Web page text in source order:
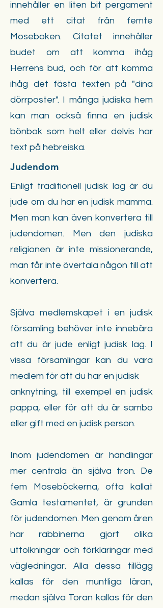
innehåller en liten bit pergament
med ett citat från femte
Moseboken. Citatet innehåller
budet om att komma ihåg
Herrens bud, och för att komma
ihåg det fästa texten på "dina
dörrposter". I många judiska hem
kan man också finna en judisk
bönbok som helt eller delvis har
text på hebreiska.
Judendom
Enligt traditionell judisk lag är du
jude om du har en judisk mamma.
Men man kan även konvertera till
judendomen. Men den judiska
religionen är inte missionerande,
man får inte övertala någon till att
konvertera.
Själva medlemskapet i en judisk
församling behöver inte innebära
att du är jude enligt judisk lag. I
vissa församlingar kan du vara
medlem för att du har en judisk
anknytning, till exempel en judisk
pappa, eller för att du är sambo
eller gift med en judisk person.
Inom judendomen är handlingar
mer centrala än själva tron. De
fem Moseböckerna, ofta kallat
Gamla testamentet, är grunden
för judendomen. Men genom åren
har rabbinerna gjort olika
uttolkningar och förklaringar med
vägledningar. Alla dessa tillägg
kallas för den muntliga läran,
medan själva Toran kallas för den